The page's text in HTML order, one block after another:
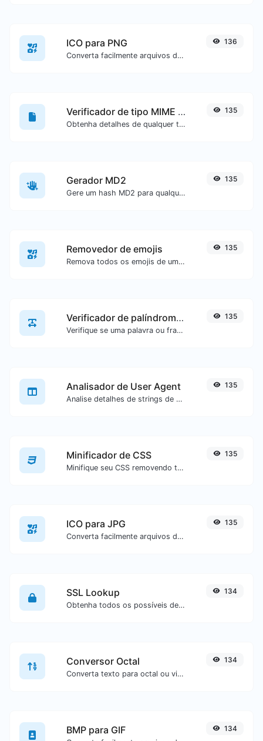
ICO para PNG
Converta facilmente arquivos de imagem ICO para PNG.
136
Verificador de tipo MIME de arquivo
Obtenha detalhes de qualquer tipo de arquivo, como o tipo MIME ou a data da última edição.
135
Gerador MD2
Gere um hash MD2 para qualquer entrada de texto.
135
Removedor de emojis
Remova todos os emojis de um texto específico com facilidade.
135
Verificador de palíndromos
Verifique se uma palavra ou frase é um palíndromo (se ela é lida da mesma forma de trás para frente).
135
Analisador de User Agent
Analise detalhes de strings de user agent.
135
Minificador de CSS
Minifique seu CSS removendo todos os caracteres desnecessários.
135
ICO para JPG
Converta facilmente arquivos de imagem ICO para JPG.
135
SSL Lookup
Obtenha todos os possíveis detalhes sobre um certificado SSL.
134
Conversor Octal
Converta texto para octal ou vice-versa para qualquer entrada de texto.
134
BMP para GIF 134